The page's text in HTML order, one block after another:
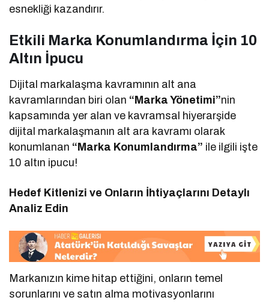
esnekliği kazandırır.
Etkili Marka Konumlandırma İçin 10
Altın İpucu
Dijital markalaşma kavramının alt ana
kavramlarından biri olan “Marka Yönetimi”nin
kapsamında yer alan ve kavramsal hiyerarşide
dijital markalaşmanın alt ara kavramı olarak
konumlanan “Marka Konumlandırma” ile ilgili işte
10 altın ipucu!
Hedef Kitlenizi ve Onların İhtiyaçlarını Detaylı
Analiz Edin
Markanızın kime hitap ettiğini, onların temel
sorunlarını ve satın alma motivasyonlarını